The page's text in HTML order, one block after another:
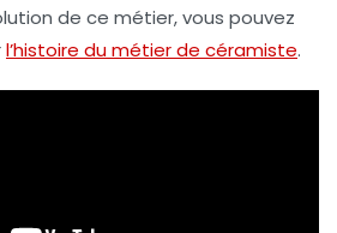
de ce métier, vous pouvez
l’histoire du métier de céramiste.